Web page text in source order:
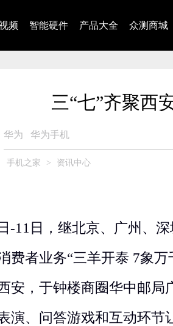
频 智能硬件 产品大全 众测商城
三“七”齐聚西
华为 华为手机
手机之家 > 资讯中心
-11日，继北京、广州、
费者业务“三羊开泰 7象
安，于钟楼商圈华中邮局
演、问答游戏和互动环节